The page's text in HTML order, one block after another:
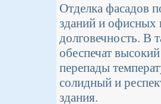
Отделка фасадов
зданий и офисных
долговечность. В
обеспечат
перепады
солидный и
здания.